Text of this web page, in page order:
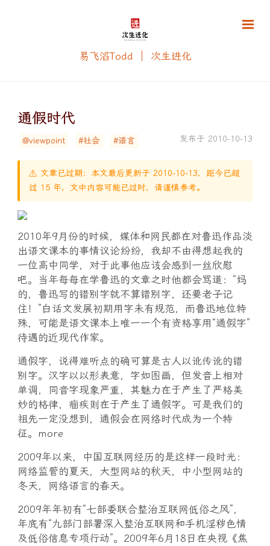
易飞滔Todd ｜ 次生进化
通假时代
发布于 2010-10-13
@viewpoint #社会 #语言
⚠️ 文章已过期：本文最后更新于 2010-10-13，距今已超
过 15 年，文中内容可能已过时，请谨慎参考。
2010年9月份的时候，媒体和网民都在对鲁迅作品淡
出语文课本的事情议论纷纷，我却不由得想起我的
一位高中同学，对于此事他应该会感到一丝欣慰
吧。当年每每在学鲁迅的文章之时他都会骂道：“妈
的，鲁迅写的错别字就不算错别字，还要老子记
住！”白话文发展初期用字未有规范，而鲁迅地位特
殊，可能是语文课本上唯一一个有资格享用“通假字”
待遇的近现代作家。
通假字，说得难听点的确可算是古人以讹传讹的错
别字。汉字以以形表意，字如图画，但发音上相对
单调，同音字现象严重，其魅力在于产生了严格美
妙的格律，痼疾则在于产生了通假字。可是我们的
祖先一定没想到，通假会在网络时代成为一个特
征。more
2009年以来，中国互联网经历的是这样一段时光：
网络监管的夏天，大型网站的秋天，中小型网站的
冬天，网络语言的春天。
2009年年初有“七部委联合整治互联网低俗之风”，
年底有“九部门部署深入整治互联网和手机淫秽色情
及低俗信息专项行动”。2009年6月18日在央视《焦